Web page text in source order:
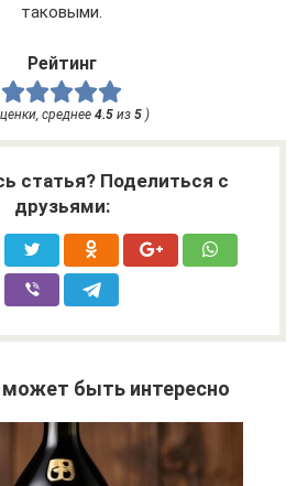
таковыми.
Рейтинг
среднее 4.5 из 5 )
статья? Поделиться с
друзьями:
быть интересно